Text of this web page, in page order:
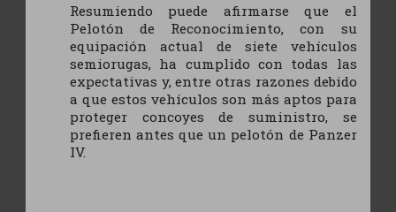
Resumiendo puede afirmarse que el
Pelotón de Reconocimiento, con su
equipación actual de siete vehículos
semiorugas, ha cumplido con todas las
expectativas y, entre otras razones debido
a que estos vehículos son más aptos para
proteger concoyes de suministro, se
prefieren antes que un pelotón de Panzer
IV.